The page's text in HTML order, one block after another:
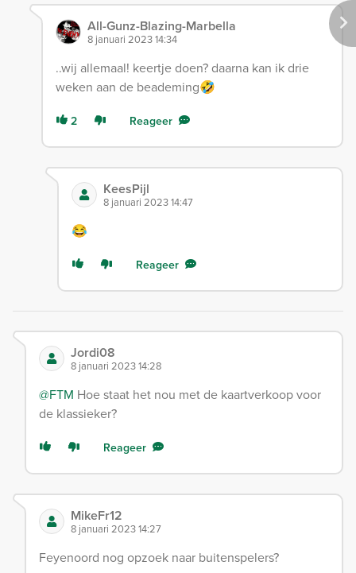
All-Gunz-Blazing-Marbella
8 januari 2023 14:34
..wij allemaal! keertje doen? daarna kan ik drie
weken aan de beademing🤣
2 Reageer
KeesPijl
8 januari 2023 14:47
😂
Reageer
Jordi08
8 januari 2023 14:28
@FTM Hoe staat het nou met de kaartverkoop voor
de klassieker?
Reageer
MikeFr12
8 januari 2023 14:27
Feyenoord nog opzoek naar buitenspelers?